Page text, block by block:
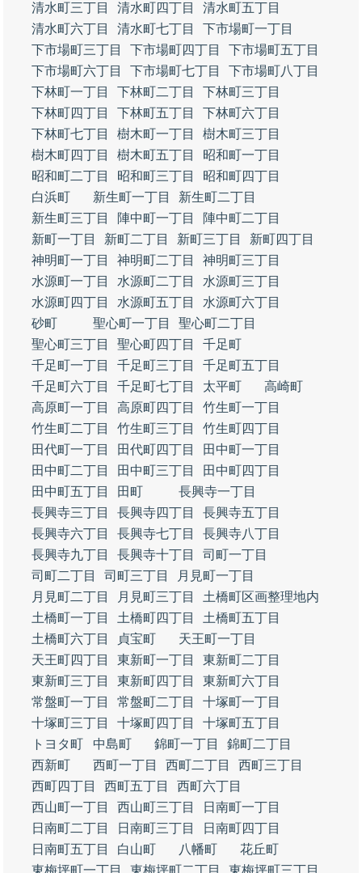
清水町三丁目
清水町四丁目
清水町五丁目
清水町六丁目
清水町七丁目
下市場町一丁目
下市場町三丁目
下市場町四丁目
下市場町五丁目
下市場町六丁目
下市場町七丁目
下市場町八丁目
下林町一丁目
下林町二丁目
下林町三丁目
下林町四丁目
下林町五丁目
下林町六丁目
下林町七丁目
樹木町一丁目
樹木町三丁目
樹木町四丁目
樹木町五丁目
昭和町一丁目
昭和町二丁目
昭和町三丁目
昭和町四丁目
白浜町
新生町一丁目
新生町二丁目
新生町三丁目
陣中町一丁目
陣中町二丁目
新町一丁目
新町二丁目 新町三丁目
新町四丁目
神明町一丁目
神明町二丁目
神明町三丁目
水源町一丁目
水源町二丁目
水源町三丁目
水源町四丁目
水源町五丁目
水源町六丁目
砂町
聖心町一丁目
聖心町二丁目
聖心町三丁目
聖心町四丁目
千足町
千足町一丁目
千足町三丁目
千足町五丁目
千足町六丁目
千足町七丁目 太平町
高崎町
高原町一丁目
高原町四丁目
竹生町一丁目
竹生町二丁目
竹生町三丁目
竹生町四丁目
田代町一丁目
田代町四丁目
田中町一丁目
田中町二丁目
田中町三丁目
田中町四丁目
田中町五丁目
田町
長興寺一丁目
長興寺三丁目
長興寺四丁目
長興寺五丁目
長興寺六丁目
長興寺七丁目
長興寺八丁目
長興寺九丁目
長興寺十丁目
司町一丁目
司町二丁目
司町三丁目
月見町一丁目
月見町二丁目
月見町三丁目
土橋町区画整理地内
土橋町一丁目
土橋町四丁目
土橋町五丁目
土橋町六丁目
貞宝町
天王町一丁目
天王町四丁目
東新町一丁目
東新町二丁目
東新町三丁目
東新町四丁目
東新町六丁目
常盤町一丁目
常盤町二丁目
十塚町一丁目
十塚町三丁目
十塚町四丁目
十塚町五丁目
トヨタ町
中島町 錦町一丁目
錦町二丁目
西新町
西町一丁目 西町二丁目
西町三丁目
西町四丁目
西町五丁目
西町六丁目
西山町一丁目
西山町三丁目
日南町一丁目
日南町二丁目
日南町三丁目
日南町四丁目
日南町五丁目
白山町 八幡町
花丘町
東梅坪町一丁目
東梅坪町二丁目 東梅坪町三丁目